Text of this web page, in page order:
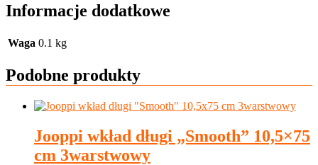
Informacje dodatkowe
Waga 0.1 kg
Podobne produkty
Jooppi wkład długi „Smooth” 10,5×75
cm 3warstwowy